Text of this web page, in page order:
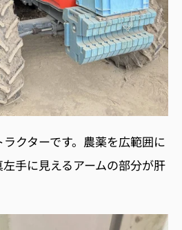
クターです。農薬を広範囲に
手に見えるアームの部分が肝